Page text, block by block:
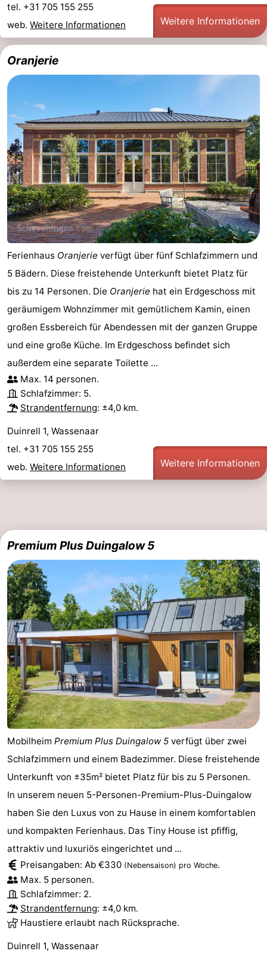
tel. +31 705 155 255
web. Weitere Informationen Weitere Informationen
Oranjerie
Ferienhaus Oranjerie verfügt über fünf Schlafzimmern und
5 Bädern. Diese freistehende Unterkunft bietet Platz für
bis zu 14 Personen. Die Oranjerie hat ein Erdgeschoss mit
geräumigem Wohnzimmer mit gemütlichem Kamin, einen
großen Essbereich für Abendessen mit der ganzen Gruppe
und eine große Küche. Im Erdgeschoss befindet sich
außerdem eine separate Toilette ...
Max. 14 personen.
Schlafzimmer: 5.
Strandentfernung: ±4,0 km.
Duinrell 1, Wassenaar
tel. +31 705 155 255
web. Weitere Informationen Weitere Informationen
Premium Plus Duingalow 5
Mobilheim Premium Plus Duingalow 5 verfügt über zwei
Schlafzimmern und einem Badezimmer. Diese freistehende
Unterkunft von ±35m² bietet Platz für bis zu 5 Personen.
In unserem neuen 5-Personen-Premium-Plus-Duingalow
haben Sie den Luxus von zu Hause in einem komfortablen
und kompakten Ferienhaus. Das Tiny House ist pfiffig,
attraktiv und luxuriös eingerichtet und ...
Preisangaben: Ab €330 (Nebensaison) pro Woche.
Max. 5 personen.
Schlafzimmer: 2.
Strandentfernung: ±4,0 km.
Haustiere erlaubt nach Rücksprache.
Duinrell 1, Wassenaar